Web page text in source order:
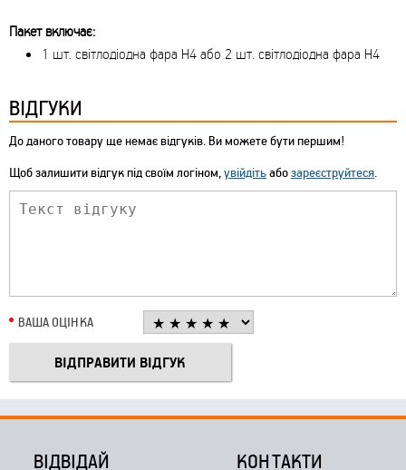
Пакет включає:
1 шт. світлодіодна фара H4 або 2 шт. світлодіодна фара H4
ВІДГУКИ
До даного товару ще немає відгуків. Ви можете бути першим!
Щоб залишити відгук під своїм логіном,увійдітьабозареєструйтеся.
ВАША ОЦІНКА
ВІДВІДАЙ КОНТАКТИ